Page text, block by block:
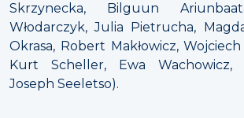
Skrzynecka, Bilguun
Włodarczyk, Julia Pietrucha,
Okrasa, Robert Makłowicz,
Kurt Scheller, Ewa Wachowicz,
Joseph Seeletso).